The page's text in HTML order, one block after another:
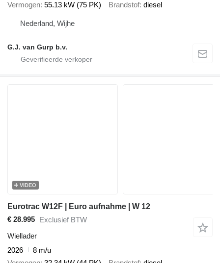
Vermogen 55.13 kW (75 PK) Brandstof diesel
Nederland, Wijhe
G.J. van Gurp b.v.
VIDEO
Eurotrac W12F | Euro aufnahme | W 12
€ 28.995 Exclusief BTW
Wiellader
2026
8 m/u